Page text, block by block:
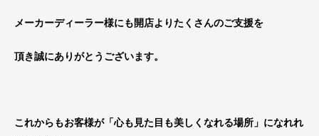
メーカーディーラー様にも開店よりたくさんのご支援を
頂き誠にありがとうございます。
これからもお客様が「心も見た目も美しくなれる場所」になれれ